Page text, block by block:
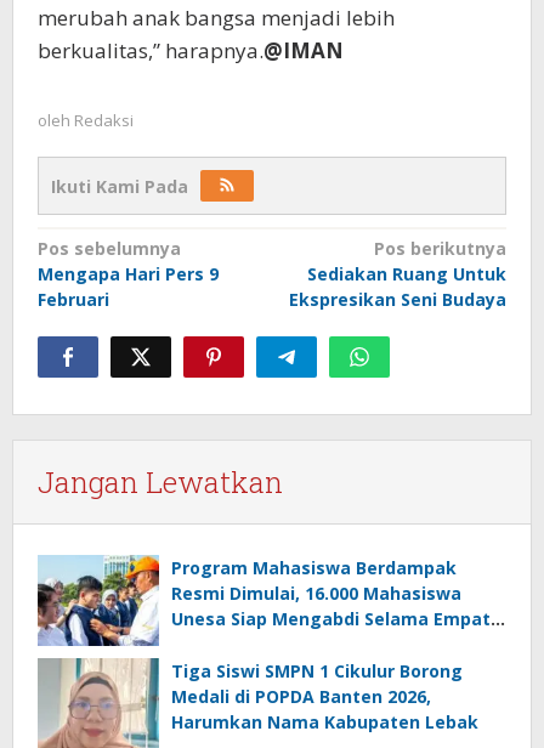
merubah anak bangsa menjadi lebih
berkualitas,” harapnya.@IMAN
oleh Redaksi
Ikuti Kami Pada
Navigasi
pos
Pos sebelumnya
Mengapa Hari Pers 9
Februari
Pos berikutnya
Sediakan Ruang Untuk
Ekspresikan Seni Budaya
Jangan Lewatkan
Program Mahasiswa Berdampak
Resmi Dimulai, 16.000 Mahasiswa
Unesa Siap Mengabdi Selama Empat
Tiga Siswi SMPN 1 Cikulur Borong
Medali di POPDA Banten 2026,
Harumkan Nama Kabupaten Lebak